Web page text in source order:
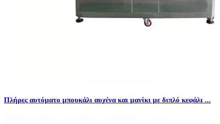
Πλήρες αυτόματο μπουκάλι αυχένα και μανίκι με διπλό κεφάλι ...